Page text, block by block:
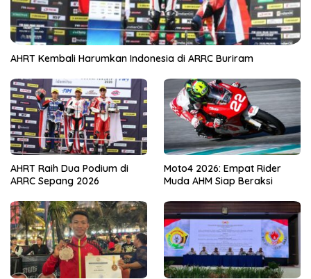
AHRT Kembali Harumkan Indonesia di ARRC Buriram
AHRT Raih Dua Podium di
ARRC Sepang 2026
Moto4 2026: Empat Rider
Muda AHM Siap Beraksi